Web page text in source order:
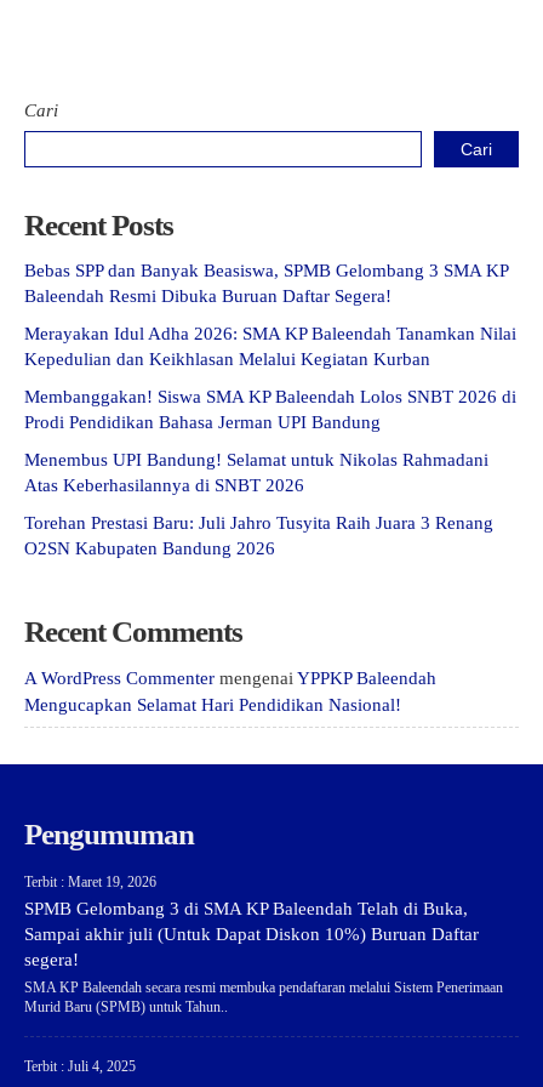
Cari
Cari
Recent Posts
Bebas SPP dan Banyak Beasiswa, SPMB Gelombang 3 SMA KP
Baleendah Resmi Dibuka Buruan Daftar Segera!
Merayakan Idul Adha 2026: SMA KP Baleendah Tanamkan Nilai
Kepedulian dan Keikhlasan Melalui Kegiatan Kurban
Membanggakan! Siswa SMA KP Baleendah Lolos SNBT 2026 di
Prodi Pendidikan Bahasa Jerman UPI Bandung
Menembus UPI Bandung! Selamat untuk Nikolas Rahmadani
Atas Keberhasilannya di SNBT 2026
Torehan Prestasi Baru: Juli Jahro Tusyita Raih Juara 3 Renang
O2SN Kabupaten Bandung 2026
Recent Comments
A WordPress Commenter mengenai YPPKP Baleendah
Mengucapkan Selamat Hari Pendidikan Nasional!
Pengumuman
Terbit : Maret 19, 2026
SPMB Gelombang 3 di SMA KP Baleendah Telah di Buka,
Sampai akhir juli (Untuk Dapat Diskon 10%) Buruan Daftar
segera!
SMA KP Baleendah secara resmi membuka pendaftaran melalui Sistem Penerimaan
Murid Baru (SPMB) untuk Tahun..
Terbit : Juli 4, 2025